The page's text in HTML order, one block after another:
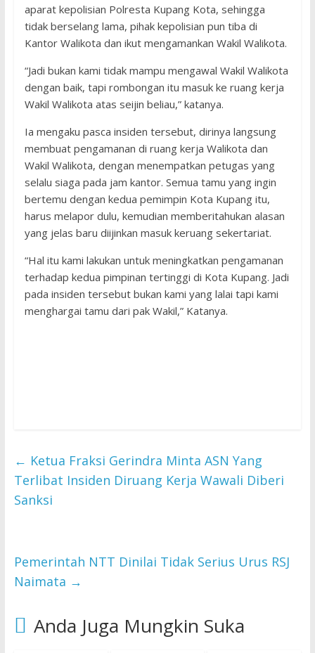
aparat kepolisian Polresta Kupang Kota, sehingga
tidak berselang lama, pihak kepolisian pun tiba di
Kantor Walikota dan ikut mengamankan Wakil Walikota.
“Jadi bukan kami tidak mampu mengawal Wakil Walikota
dengan baik, tapi rombongan itu masuk ke ruang kerja
Wakil Walikota atas seijin beliau,” katanya.
Ia mengaku pasca insiden tersebut, dirinya langsung
membuat pengamanan di ruang kerja Walikota dan
Wakil Walikota, dengan menempatkan petugas yang
selalu siaga pada jam kantor. Semua tamu yang ingin
bertemu dengan kedua pemimpin Kota Kupang itu,
harus melapor dulu, kemudian memberitahukan alasan
yang jelas baru diijinkan masuk keruang sekertariat.
“Hal itu kami lakukan untuk meningkatkan pengamanan
terhadap kedua pimpinan tertinggi di Kota Kupang. Jadi
pada insiden tersebut bukan kami yang lalai tapi kami
menghargai tamu dari pak Wakil,” Katanya.
← Ketua Fraksi Gerindra Minta ASN Yang
Terlibat Insiden Diruang Kerja Wawali Diberi
Sanksi
Pemerintah NTT Dinilai Tidak Serius Urus RSJ
Naimata →
Anda Juga Mungkin Suka